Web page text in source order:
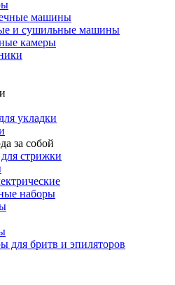
машины
и сушильные машины
камеры
укладки
за собой
стрижки
наборы
для бритв и эпиляторов